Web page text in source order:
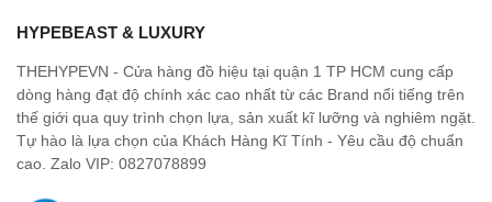
HYPEBEAST & LUXURY
THEHYPEVN - Cửa hàng đồ hiệu tại quận 1 TP HCM cung cấp
dòng hàng đạt độ chính xác cao nhất từ các Brand nổi tiếng trên
thế giới qua quy trình chọn lựa, sản xuất kĩ lưỡng và nghiêm ngặt.
Tự hào là lựa chọn của Khách Hàng Kĩ Tính - Yêu cầu độ chuẩn
cao. Zalo VIP: 0827078899